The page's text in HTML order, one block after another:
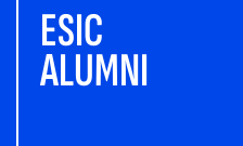
ESIC
ALUMNI